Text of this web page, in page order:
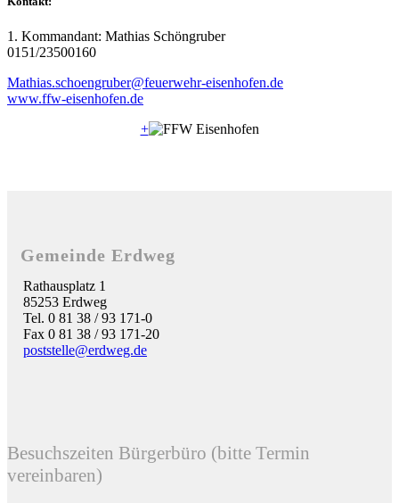
1. Kommandant: Mathias Schöngruber
0151/23500160
Mathias.schoengruber@feuerwehr-eisenhofen.de
www.ffw-eisenhofen.de
+
Gemeinde Erdweg
Rathausplatz 1
85253 Erdweg
Tel. 0 81 38 / 93 171-0
Fax 0 81 38 / 93 171-20
poststelle@erdweg.de
Besuchszeiten Bürgerbüro (bitte Termin
vereinbaren)